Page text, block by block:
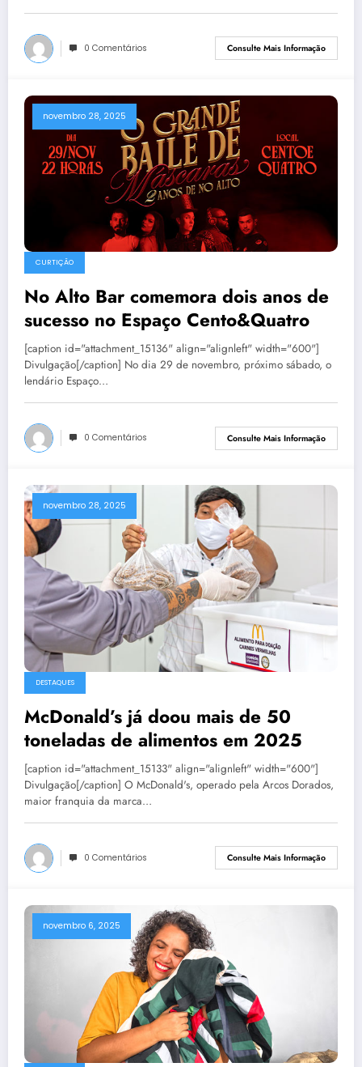
0 Comentários Consulte Mais Informação
novembro 28, 2025
CURTIÇÃO
No Alto Bar comemora dois anos de
sucesso no Espaço Cento&Quatro
[caption id="attachment_15136" align="alignleft" width="600"]
Divulgação[/caption] No dia 29 de novembro, próximo sábado, o
lendário Espaço…
0 Comentários Consulte Mais Informação
novembro 28, 2025
DESTAQUES
McDonald’s já doou mais de 50
toneladas de alimentos em 2025
[caption id="attachment_15133" align="alignleft" width="600"]
Divulgação[/caption] O McDonald's, operado pela Arcos Dorados,
maior franquia da marca…
0 Comentários Consulte Mais Informação
novembro 6, 2025